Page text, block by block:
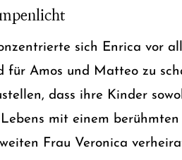
sich Enrica vor
für Amos und Matteo zu
dass ihre Kinder
mit einem
Frau Veronica